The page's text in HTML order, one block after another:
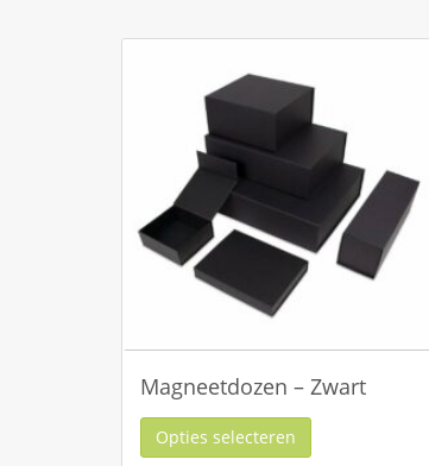
Magneetdozen – Zwart
Opties selecteren